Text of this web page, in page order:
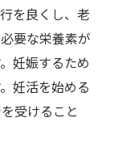
を良くし、老
要な栄養素が
妊娠するため
妊活を始める
受けること